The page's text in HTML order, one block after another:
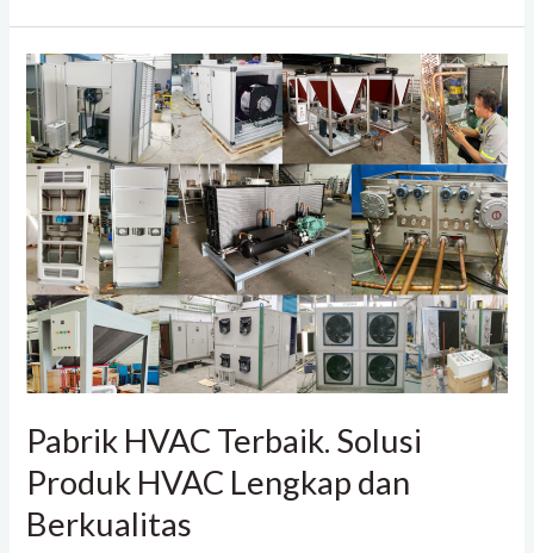
Pabrik HVAC Terbaik. Solusi
Produk HVAC Lengkap dan
Berkualitas
Pabrik
HVAC
Terbaik.
Solusi
Produk
HVAC
Lengkap
dan
Berkualitas